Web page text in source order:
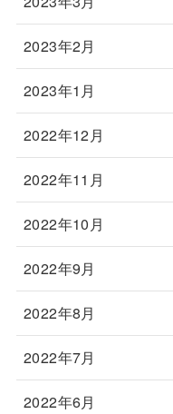
2023年2月
2023年1月
2022年12月
2022年11月
2022年10月
2022年9月
2022年8月
2022年7月
2022年6月